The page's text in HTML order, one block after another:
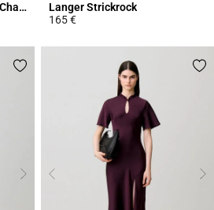
Ledergürtel mit Ösen und Charms
Langer Strickrock
165 €